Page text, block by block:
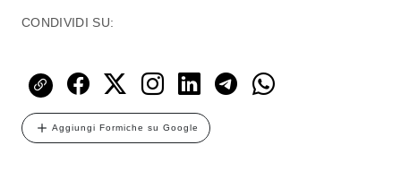
CONDIVIDI SU:
Aggiungi Formiche su Google